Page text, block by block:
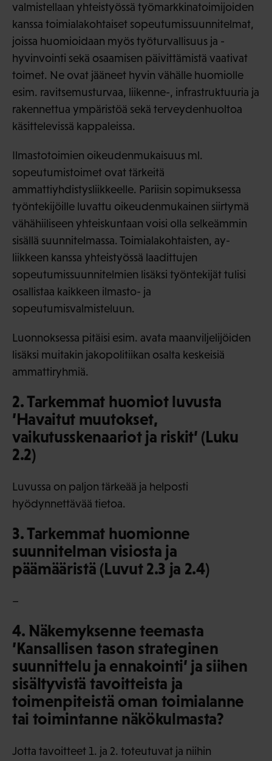
valmistellaan yhteistyössä työmarkkinatoimijoiden
kanssa toimialakohtaiset sopeutumissuunnitelmat,
joissa huomioidaan myös työturvallisuus ja -
hyvinvointi sekä osaamisen päivittämistä vaativat
toimet. Ne ovat jääneet hyvin vähälle huomiolle
esim. ravitsemusturvaa, liikenne-, infrastruktuuria ja
rakennettua ympäristöä sekä terveydenhuoltoa
käsittelevissä kappaleissa.
Ilmastotoimien oikeudenmukaisuus ml.
sopeutumistoimet ovat tärkeitä
ammattiyhdistysliikkeelle. Pariisin sopimuksessa
työntekijöille luvattu oikeudenmukainen siirtymä
vähähiiliseen yhteiskuntaan voisi olla selkeämmin
sisällä suunnitelmassa. Toimialakohtaisten, ay-
liikkeen kanssa yhteistyössä laadittujen
sopeutumissuunnitelmien lisäksi työntekijät tulisi
osallistaa kaikkeen ilmasto- ja
sopeutumisvalmisteluun.
Luonnoksessa pitäisi esim. avata maanviljelijöiden
lisäksi muitakin jakopolitiikan osalta keskeisiä
ammattiryhmiä.
2. Tarkemmat huomiot luvusta
’Havaitut muutokset,
vaikutusskenaariot ja riskit’ (Luku
2.2)
Luvussa on paljon tärkeää ja helposti
hyödynnettävää tietoa.
3. Tarkemmat huomionne
suunnitelman visiosta ja
päämääristä (Luvut 2.3 ja 2.4)
–
4. Näkemyksenne teemasta
’Kansallisen tason strateginen
suunnittelu ja ennakointi’ ja siihen
sisältyvistä tavoitteista ja
toimenpiteistä oman toimialanne
tai toimintanne näkökulmasta?
Jotta tavoitteet 1. ja 2. toteutuvat ja niihin